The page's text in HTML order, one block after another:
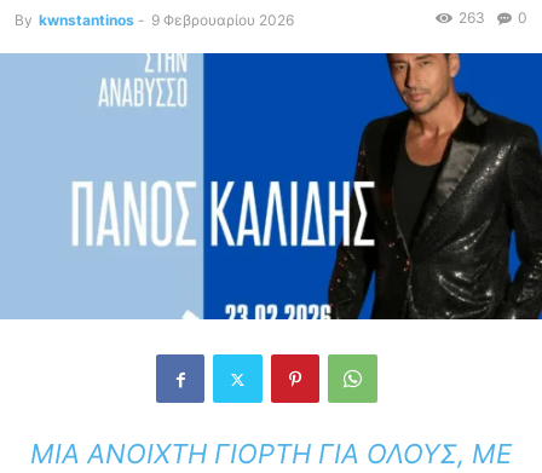
By kwnstantinos - 9 Φεβρουαρίου 2026 0
263
ΜΙΑ ΑΝΟΙΧΤΉ ΓΙΟΡΤΉ ΓΙΑ ΌΛΟΥΣ, ΜΕ